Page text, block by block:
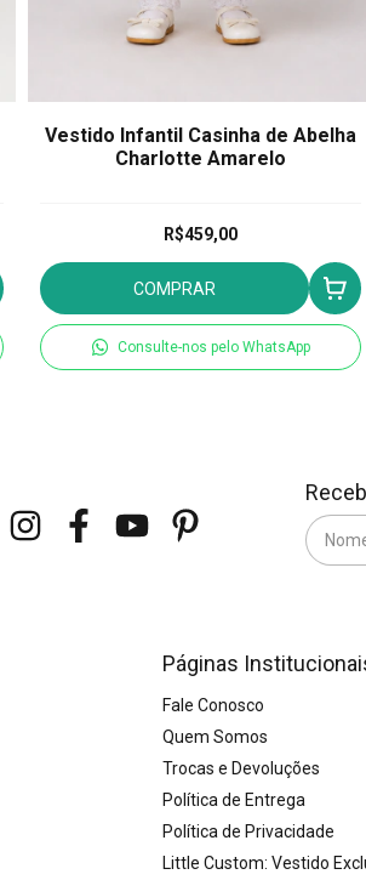
Vestido Infantil Casinha de Abelha
Charlotte Amarelo
R$459,00
COMPRAR
Consulte-nos pelo WhatsApp
Páginas
Fale Conosco
Quem Somos
Trocas e Devoluções
Política de Entrega
Política de Privacidade
Little Custom: Vestido